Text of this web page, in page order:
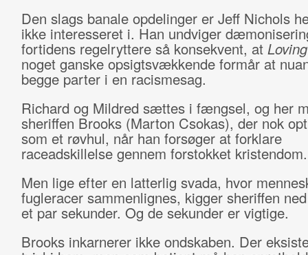
Den slags banale opdelinger er Jeff Nichols
ikke interesseret i. Han undviger
fortidens regelryttere så konsekvent, at
noget ganske opsigtsvækkende formår at
begge parter i en racismesag.
Richard og Mildred sættes i fængsel, og her
sheriffen Brooks (Marton Csokas), der nok
som et røvhul, når han forsøger at forklare
raceadskillelse gennem forstokket kristendom.
Men lige efter en latterlig svada, hvor
fugleracer sammenlignes, kigger sheriffen
et par sekunder. Og de sekunder er vigtige.
Brooks inkarnerer ikke ondskaben. Der